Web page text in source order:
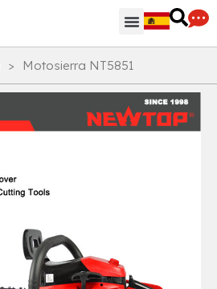
> Motosierra NT5851